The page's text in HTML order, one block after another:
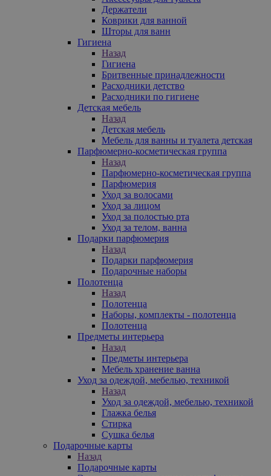
Держатели
Коврики для ванной
Шторы для ванн
Гигиена
Назад
Гигиена
Бритвенные принадлежности
Расходники детство
Расходники по гигиене
Детская мебель
Назад
Детская мебель
Мебель для ванны и туалета детская
Парфюмерно-косметическая группа
Назад
Парфюмерно-косметическая группа
Парфюмерия
Уход за волосами
Уход за лицом
Уход за полостью рта
Уход за телом, ванна
Подарки парфюмерия
Назад
Подарки парфюмерия
Подарочные наборы
Полотенца
Назад
Полотенца
Наборы, комплекты - полотенца
Полотенца
Предметы интерьера
Назад
Предметы интерьера
Мебель хранение ванна
Уход за одеждой, мебелью, техникой
Назад
Уход за одеждой, мебелью, техникой
Глажка белья
Стирка
Сушка белья
Подарочные карты
Назад
Подарочные карты